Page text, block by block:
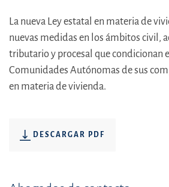
La nueva Ley estatal en materia de
nuevas medidas en los ámbitos civil,
tributario y procesal que condicionan
Comunidades Autónomas de sus
en materia de vivienda.
DESCARGAR PDF